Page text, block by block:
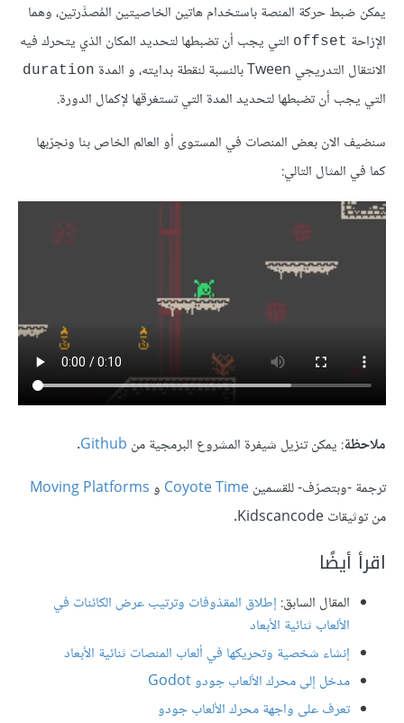
يمكن ضبط حركة المنصة باستخدام هاتين الخاصيتين المُصدَّرتين، وهما
الإزاحة offset التي يجب أن تضبطها لتحديد المكان الذي يتحرك فيه
الانتقال التدريجي Tween بالنسبة لنقطة بدايته، و المدة
duration
التي يجب أن تضبطها لتحديد المدة التي تستغرقها لإكمال الدورة.
سنضيف الان بعض المنصات في المستوى أو العالم الخاص بنا ونجرّبها
كما في المثال التالي:
ملاحظة: يمكن تنزيل شيفرة المشروع البرمجية من Github
.
ترجمة -وبتصرّف- للقسمينCoyote Time وMoving Platforms
من توثيقات Kidscancode.
اقرأ أيضًا
المقال السابق: إطلاق المقذوفات وترتيب عرض الكائنات في
الألعاب ثنائية الأبعاد
إنشاء شخصية وتحريكها في ألعاب المنصات ثنائية الأبعاد
مدخل إلى محرك الألعاب جودو Godot
تعرف على واجهة محرك الألعاب جودو